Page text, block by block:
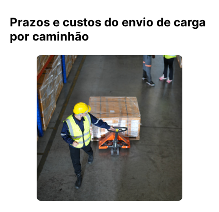
Prazos e custos do envio de carga
por caminhão